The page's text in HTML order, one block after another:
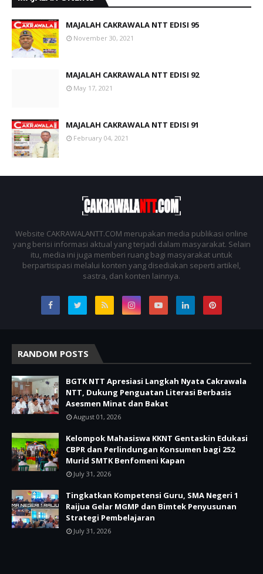
MAJALAH CAKRAWALA NTT EDISI 95
November 30, 2021
MAJALAH CAKRAWALA NTT EDISI 92
May 17, 2021
MAJALAH CAKRAWALA NTT EDISI 91
February 04, 2021
Website CAKRAWALANTT.COM merupakan media publikasi online
yang berisi informasi aktual yang terjadi dalam masyarakat. Selain
itu, media ini juga memberi ruang bagi masyarakat untuk
berpartisipasi melalui konten yang disediakan seperti artikel,
sastra, dan konten lainnya.
RANDOM POSTS
BGTK NTT Apresiasi Langkah Nyata Cakrawala
NTT, Dukung Penguatan Literasi Berbasis
Asesmen Minat dan Bakat
August 01, 2026
Kelompok Mahasiswa KKNT Gentaskin Edukasi
CBPR dan Perlindungan Konsumen bagi 252
Murid SMTK Benfomeni Kapan
July 31, 2026
Tingkatkan Kompetensi Guru, SMA Negeri 1
Raijua Gelar MGMP dan Bimtek Penyusunan
Strategi Pembelajaran
July 31, 2026